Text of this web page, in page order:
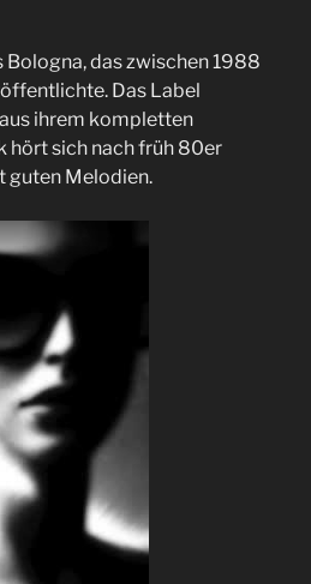
Bologna, das zwischen 1988
Das Label
ihrem kompletten
hört sich nach früh 80er
guten Melodien.